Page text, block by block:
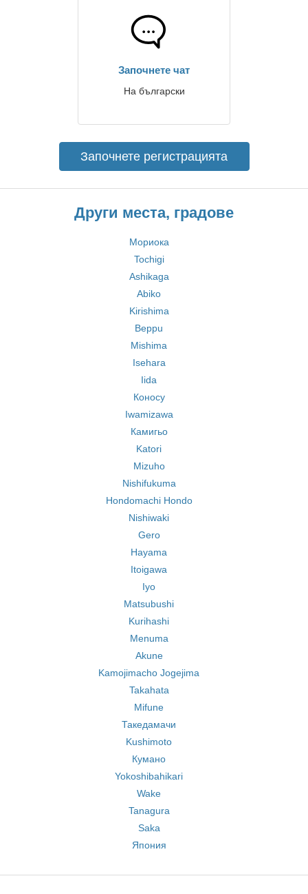
Започнете чат
На български
Започнете регистрацията
Други места, градове
Мориока
Tochigi
Ashikaga
Abiko
Kirishima
Beppu
Mishima
Isehara
Iida
Коносу
Iwamizawa
Камигьо
Katori
Mizuho
Nishifukuma
Hondomachi Hondo
Nishiwaki
Gero
Hayama
Itoigawa
Iyo
Matsubushi
Kurihashi
Menuma
Akune
Kamojimacho Jogejima
Takahata
Mifune
Такедамачи
Kushimoto
Кумано
Yokoshibahikari
Wake
Tanagura
Saka
Япония